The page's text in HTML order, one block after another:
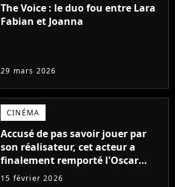
The Voice : le duo fou entre Lara
Fabian et Joanna
29 mars 2026
CINÉMA
Accusé de pas savoir jouer par
son réalisateur, cet acteur a
finalement remporté l'Oscar
pour son rôle
15 février 2026